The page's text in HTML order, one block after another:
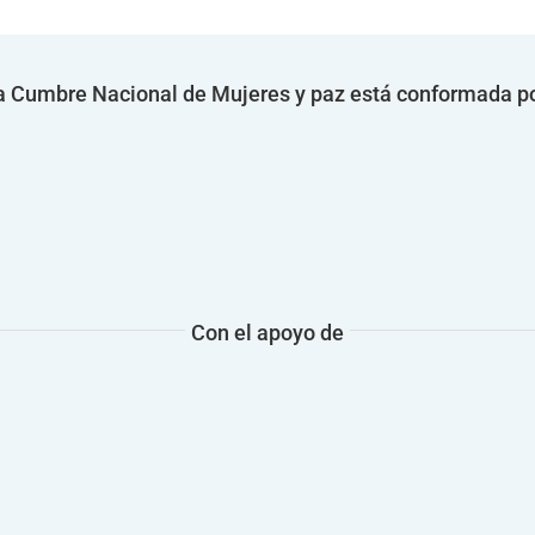
Cumbre Nacional de Mujeres y paz está conformada
Con el apoyo de